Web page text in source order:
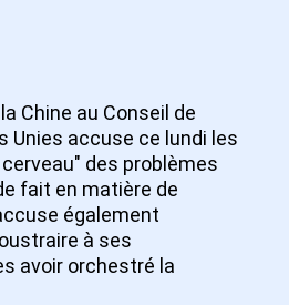
Chine au Conseil de
Unies accuse ce lundi les
des problèmes
fait en matière de
également
à ses
avoir orchestré la